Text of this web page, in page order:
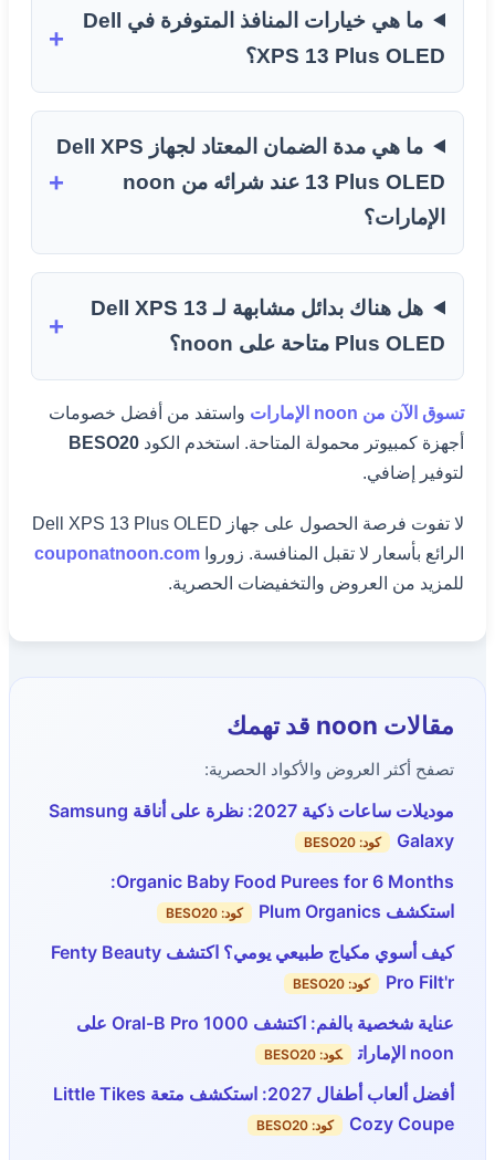
ما هي خيارات المنافذ المتوفرة في Dell
XPS 13 Plus OLED؟
ما هي مدة الضمان المعتاد لجهاز Dell XPS
13 Plus OLED عند شرائه من noon
الإمارات؟
هل هناك بدائل مشابهة لـ Dell XPS 13
Plus OLED متاحة على noon؟
تسوق الآن من noon الإمارات
واستفد من أفضل خصومات
أجهزة كمبيوتر محمولة المتاحة. استخدم الكود BESO20
لتوفير إضافي.
لا تفوت فرصة الحصول على جهاز Dell XPS 13 Plus OLED
الرائع بأسعار لا تقبل المنافسة. زوروا couponatnoon.com
للمزيد من العروض والتخفيضات الحصرية.
مقالات noon قد تهمك
تصفح أكثر العروض والأكواد الحصرية:
موديلات ساعات ذكية 2027: نظرة على أناقة Samsung
Galaxy
كود: BESO20
Organic Baby Food Purees for 6 Months:
استكشف Plum Organics
كود: BESO20
كيف أسوي مكياج طبيعي يومي؟ اكتشف Fenty Beauty
Pro Filt'r
كود: BESO20
عناية شخصية بالفم: اكتشف Oral-B Pro 1000 على
noon الإمارات
كود: BESO20
أفضل ألعاب أطفال 2027: استكشف متعة Little Tikes
Cozy Coupe
كود: BESO20